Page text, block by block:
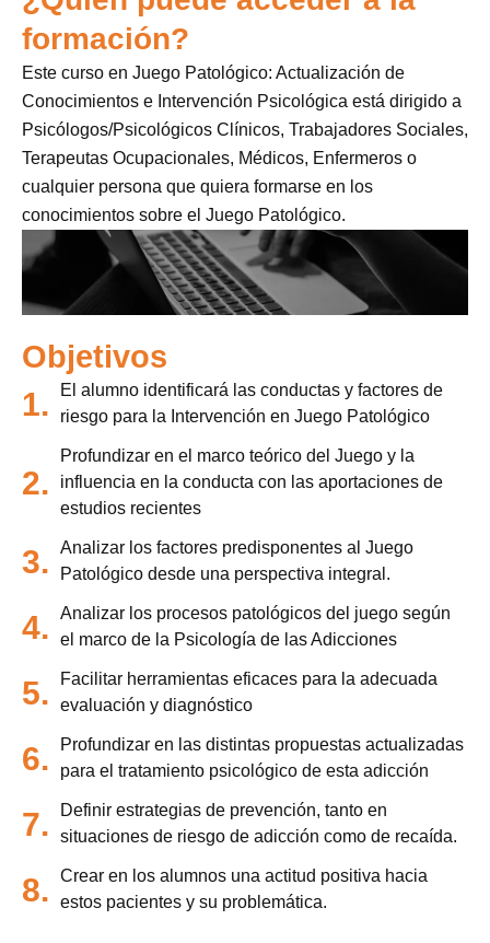
formación?
Este curso en Juego Patológico: Actualización de
Conocimientos e Intervención Psicológica está dirigido a
Psicólogos/Psicológicos Clínicos, Trabajadores Sociales,
Terapeutas Ocupacionales, Médicos, Enfermeros o
cualquier persona que quiera formarse en los
conocimientos sobre el Juego Patológico.
Objetivos
1.
El alumno identificará las conductas y factores de
riesgo para la Intervención en Juego Patológico
2.
Profundizar en el marco teórico del Juego y la
influencia en la conducta con las aportaciones de
estudios recientes
3.
Analizar los factores predisponentes al Juego
Patológico desde una perspectiva integral.
4.
Analizar los procesos patológicos del juego según
el marco de la Psicología de las Adicciones
5.
Facilitar herramientas eficaces para la adecuada
evaluación y diagnóstico
6.
Profundizar en las distintas propuestas actualizadas
para el tratamiento psicológico de esta adicción
7.
Definir estrategias de prevención, tanto en
situaciones de riesgo de adicción como de recaída.
8.
Crear en los alumnos una actitud positiva hacia
estos pacientes y su problemática.